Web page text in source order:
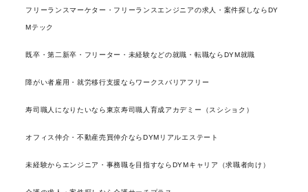
フリーランスマーケター・フリーランスエンジニアの求人・案件探しならDY
Mテック
既卒・第二新卒・フリーター・未経験などの就職・転職ならDYM就職
障がい者雇用・就労移行支援ならワークスバリアフリー
寿司職人になりたいなら東京寿司職人育成アカデミー（スシショク）
オフィス仲介・不動産売買仲介ならDYMリアルエステート
未経験からエンジニア・事務職を目指すならDYMキャリア（求職者向け）